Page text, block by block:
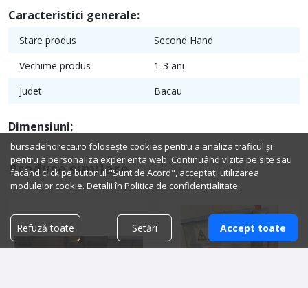
Caracteristici generale:
Stare produs
Second Hand
Vechime produs
1-3 ani
Judet
Bacau
Dimensiuni:
Produse similare
bursadehoreca.ro folosește cookies pentru a analiza traficul și
pentru a personaliza experiența web. Continuând vizita pe site sau
facând click pe butonul "Sunt de Acord", acceptați utilizarea
modulelor cookie. Detalii în Politica de confidențialitate.
Refuză toate Setări Accept toate